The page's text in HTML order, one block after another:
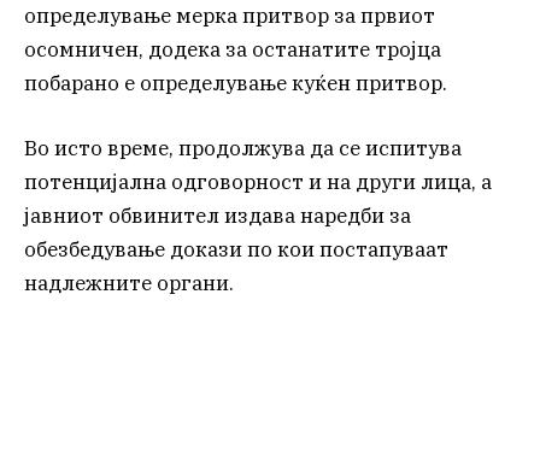
определување мерка притвор за првиот
осомничен, додека за останатите тројца
побарано е определување куќен притвор.
Во исто време, продолжува да се испитува
потенцијална одговорност и на други лица, а
јавниот обвинител издава наредби за
обезбедување докази по кои постапуваат
надлежните органи.